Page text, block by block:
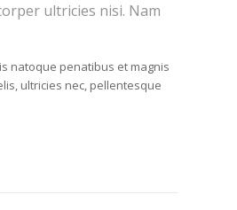
ultricies nisi. Nam
natoque penatibus et magnis
ultricies nec, pellentesque